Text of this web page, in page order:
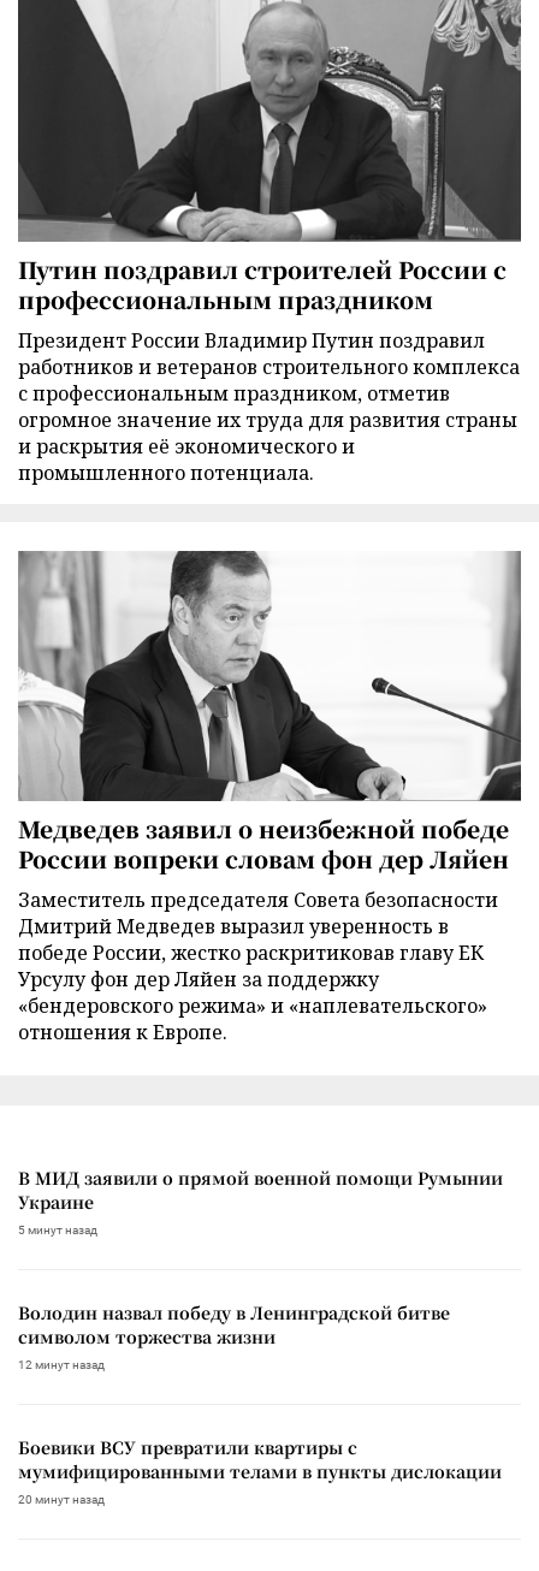
Путин поздравил строителей России с
профессиональным праздником
Президент России Владимир Путин поздравил
работников и ветеранов строительного комплекса
с профессиональным праздником, отметив
огромное значение их труда для развития страны
и раскрытия её экономического и
промышленного потенциала.
Медведев заявил о неизбежной победе
России вопреки словам фон дер Ляйен
Заместитель председателя Совета безопасности
Дмитрий Медведев выразил уверенность в
победе России, жестко раскритиковав главу ЕК
Урсулу фон дер Ляйен за поддержку
«бендеровского режима» и «наплевательского»
отношения к Европе.
В МИД заявили о прямой военной помощи Румынии
Украине
5 минут назад
Володин назвал победу в Ленинградской битве
символом торжества жизни
12 минут назад
Боевики ВСУ превратили квартиры с
мумифицированными телами в пункты дислокации
20 минут назад